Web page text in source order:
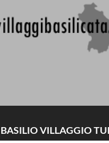
VILLAGGIO